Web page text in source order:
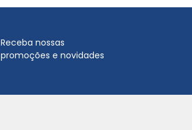
Receba nossas
promoções e novidades